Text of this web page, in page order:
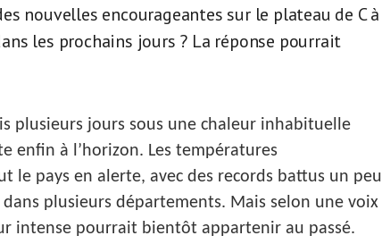
nouvelles encourageantes sur le plateau de C à
les prochains jours ? La réponse pourrait
plusieurs jours sous une chaleur inhabituelle
enfin à l’horizon. Les températures
le pays en alerte, avec des records battus un peu
plusieurs départements. Mais selon une voix
intense pourrait bientôt appartenir au passé.